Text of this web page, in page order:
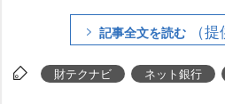
ていく。ぜひチェックして
記事全文を読む （
財テクナビ ネット銀行